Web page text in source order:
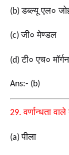
(b)डब्ल्यू एल०
(c)जी० मेण्डल
(d)टी० एच० मॉर्गन
Ans:- (b)
29.वर्णान्धता
(a)पीला